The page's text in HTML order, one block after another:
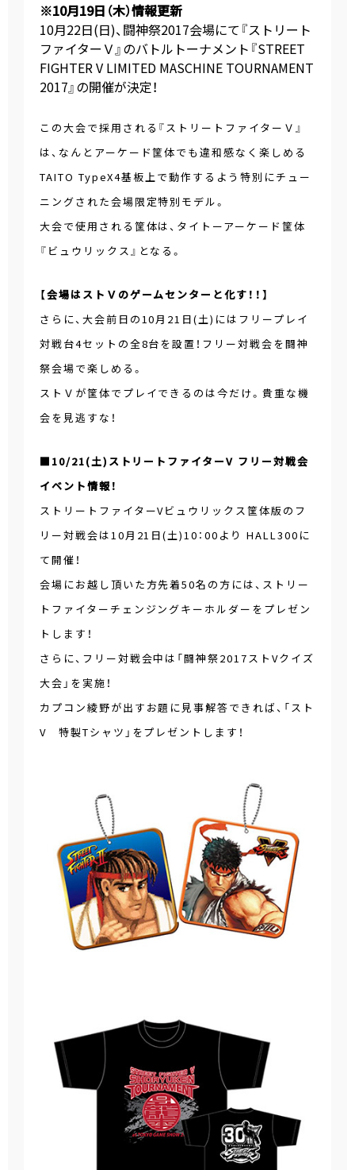
※10月19日（木）情報更新
10月22日(日)、闘神祭2017会場にて『ストリート
ファイターＶ』のバトルトーナメント『STREET
FIGHTER V LIMITED MASCHINE TOURNAMENT
2017』の開催が決定！
この大会で採用される『ストリートファイターＶ』
は、なんとアーケード筐体でも違和感なく楽しめる
TAITO TypeX4基板上で動作するよう特別にチュー
ニングされた会場限定特別モデル。
大会で使用される筐体は、タイトーアーケード筐体
『ビュウリックス』となる。
【会場はストＶのゲームセンターと化す！！】
さらに、大会前日の10月21日(土)にはフリープレイ
対戦台4セットの全8台を設置！フリー対戦会を闘神
祭会場で楽しめる。
ストＶが筐体でプレイできるのは今だけ。貴重な機
会を見逃すな！
■10/21(土)ストリートファイターV フリー対戦会
イベント情報！
ストリートファイターVビュウリックス筐体版のフ
リー対戦会は10月21日(土)10：00より HALL300に
て開催！
会場にお越し頂いた方先着50名の方には、ストリー
トファイターチェンジングキーホルダーをプレゼン
トします！
さらに、フリー対戦会中は「闘神祭2017ストVクイズ
大会」を実施！
カプコン綾野が出すお題に見事解答できれば、「スト
V 特製Tシャツ」をプレゼントします！